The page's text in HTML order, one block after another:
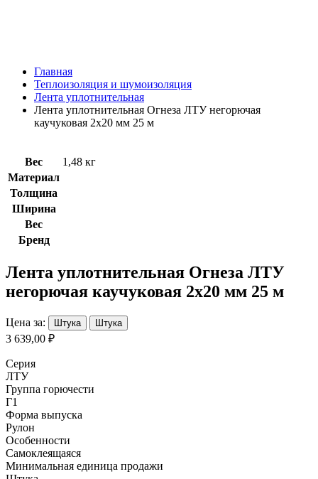
Главная
Теплоизоляция и шумоизоляция
Лента уплотнительная
Лента уплотнительная Огнеза ЛТУ негорючая
каучуковая 2х20 мм 25 м
Вес
1,48 кг
Материал
Толщина
Ширина
Вес
Бренд
Лента уплотнительная Огнеза ЛТУ
негорючая каучуковая 2х20 мм 25 м
Цена за: Штука Штука
3 639,00 ₽
Серия
ЛТУ
Группа горючести
Г1
Форма выпуска
Рулон
Особенности
Самоклеящаяся
Минимальная единица продажи